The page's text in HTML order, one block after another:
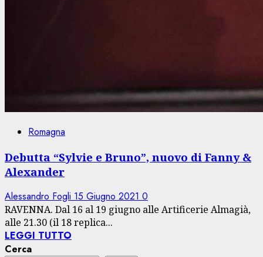
Romagna
Debutta “Sylvie e Bruno”, nuovo di Fanny &
Alexander
Alessandro Fogli 15 Giugno 2021 0
RAVENNA. Dal 16 al 19 giugno alle Artificerie Almagià,
alle 21.30 (il 18 replica...
LEGGI TUTTO
Cerca